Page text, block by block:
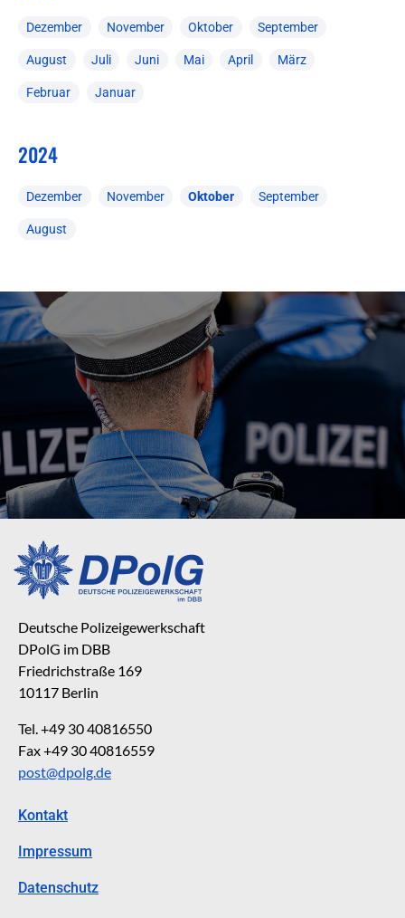
Dezember November Oktober September
August Juli Juni Mai April März
Februar Januar
2024
Dezember November Oktober September
August
Deutsche Polizeigewerkschaft
DPolG im DBB
Friedrichstraße 169
10117 Berlin
Tel. +49 30 40816550
Fax +49 30 40816559
post@dpolg.de
Kontakt
Impressum
Datenschutz